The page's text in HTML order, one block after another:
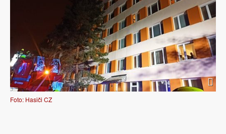
Foto: Hasiči CZ